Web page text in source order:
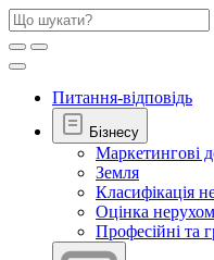
Питання-відповідь
Бізнесу
Маркетингові
Земля
Класифікація
Оцінка
Професійні та